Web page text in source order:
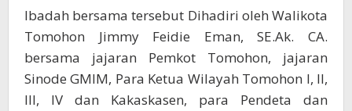
Ibadah bersama tersebut Dihadiri oleh Walikota
Tomohon Jimmy Feidie Eman, SE.Ak. CA.
bersama jajaran Pemkot Tomohon, jajaran
Sinode GMIM, Para Ketua Wilayah Tomohon I, II,
III, IV dan Kakaskasen, para Pendeta dan